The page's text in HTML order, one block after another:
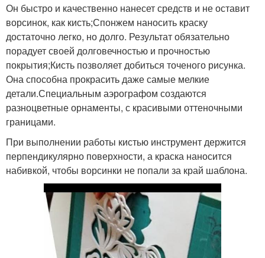
Он быстро и качественно нанесет средств и не оставит
ворсинок, как кисть;Спонжем наносить краску
достаточно легко, но долго. Результат обязательно
порадует своей долговечностью и прочностью
покрытия;Кисть позволяет добиться точеного рисунка.
Она способна прокрасить даже самые мелкие
детали.Специальным аэрографом создаются
разноцветные орнаменты, с красивыми оттеночными
границами.
При выполнении работы кистью инструмент держится
перпендикулярно поверхности, а краска наносится
набивкой, чтобы ворсинки не попали за край шаблона.